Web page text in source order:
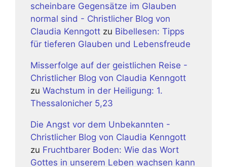
scheinbare Gegensätze im Glauben
normal sind - Christlicher Blog von
Claudia Kenngott zu Bibellesen: Tipps
für tieferen Glauben und Lebensfreude
Misserfolge auf der geistlichen Reise -
Christlicher Blog von Claudia Kenngott
zu Wachstum in der Heiligung: 1.
Thessalonicher 5,23
Die Angst vor dem Unbekannten -
Christlicher Blog von Claudia Kenngott
zu Fruchtbarer Boden: Wie das Wort
Gottes in unserem Leben wachsen kann